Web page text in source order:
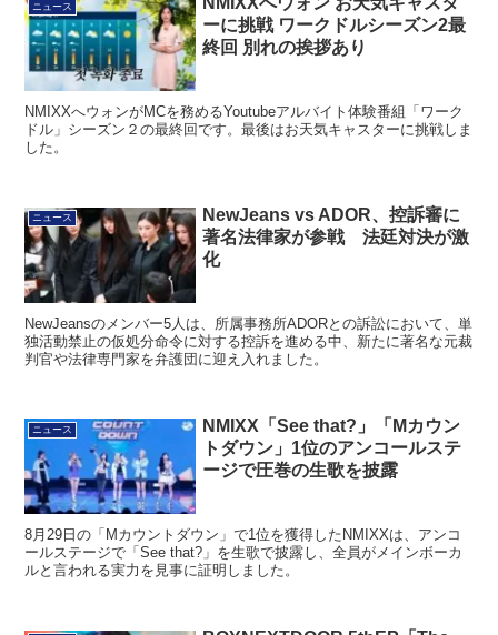
ニュース
ーに挑戦 ワークドルシーズン2最
終回 別れの挨拶あり
NMIXXへウォンがMCを務めるYoutubeアルバイト体験番組「ワーク
ドル」シーズン２の最終回です。最後はお天気キャスターに挑戦しま
した。
ニュース
NewJeans vs ADOR、控訴審に
著名法律家が参戦 法廷対決が激
化
NewJeansのメンバー5人は、所属事務所ADORとの訴訟において、単
独活動禁止の仮処分命令に対する控訴を進める中、新たに著名な元裁
判官や法律専門家を弁護団に迎え入れました。
ニュース
NMIXX「See that?」「Mカウン
トダウン」1位のアンコールステ
ージで圧巻の生歌を披露
8月29日の「Mカウントダウン」で1位を獲得したNMIXXは、アンコ
ールステージで「See that?」を生歌で披露し、全員がメインボーカ
ルと言われる実力を見事に証明しました。